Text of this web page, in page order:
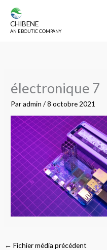
contenu
CHIBENE
AN EBOUTIC COMPANY
électronique 7
Paradmin/8 octobre 2021
← Fichier média précédent